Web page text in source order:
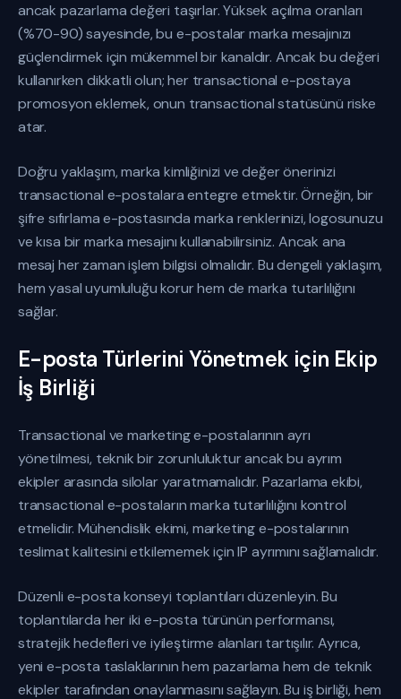
ancak pazarlama değeri taşırlar. Yüksek açılma oranları
(%70-90) sayesinde, bu e-postalar marka mesajınızı
güçlendirmek için mükemmel bir kanaldır. Ancak bu değeri
kullanırken dikkatli olun; her transactional e-postaya
promosyon eklemek, onun transactional statüsünü riske
atar.
Doğru yaklaşım, marka kimliğinizi ve değer önerinizi
transactional e-postalara entegre etmektir. Örneğin, bir
şifre sıfırlama e-postasında marka renklerinizi, logosunuzu
ve kısa bir marka mesajını kullanabilirsiniz. Ancak ana
mesaj her zaman işlem bilgisi olmalıdır. Bu dengeli yaklaşım,
hem yasal uyumluluğu korur hem de marka tutarlılığını
sağlar.
E-posta Türlerini Yönetmek için Ekip
İş Birliği
Transactional ve marketing e-postalarının ayrı
yönetilmesi, teknik bir zorunluluktur ancak bu ayrım
ekipler arasında silolar yaratmamalıdır. Pazarlama ekibi,
transactional e-postaların marka tutarlılığını kontrol
etmelidir. Mühendislik ekimi, marketing e-postalarının
teslimat kalitesini etkilememek için IP ayrımını sağlamalıdır.
Düzenli e-posta konseyi toplantıları düzenleyin. Bu
toplantılarda her iki e-posta türünün performansı,
stratejik hedefleri ve iyileştirme alanları tartışılır. Ayrıca,
yeni e-posta taslaklarının hem pazarlama hem de teknik
ekipler tarafından onaylanmasını sağlayın. Bu iş birliği, hem